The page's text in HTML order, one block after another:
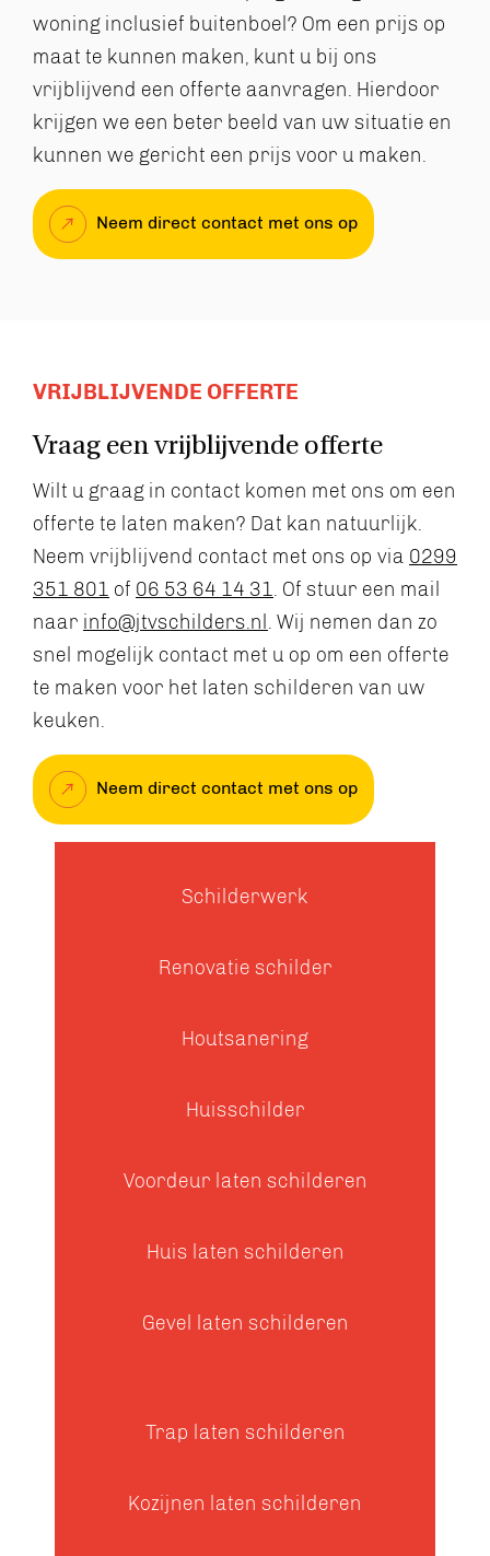
woning inclusief buitenboel? Om een prijs op
maat te kunnen maken, kunt u bij ons
vrijblijvend een offerte aanvragen. Hierdoor
krijgen we een beter beeld van uw situatie en
kunnen we gericht een prijs voor u maken.
Neem direct contact met ons op
VRIJBLIJVENDE OFFERTE
Vraag een vrijblijvende offerte
Wilt u graag in contact komen met ons om een
offerte te laten maken? Dat kan natuurlijk.
Neem vrijblijvend contact met ons op via 0299
351 801 of 06 53 64 14 31. Of stuur een mail
naar info@jtvschilders.nl . Wij nemen dan zo
snel mogelijk contact met u op om een offerte
te maken voor het laten schilderen van uw
keuken.
Neem direct contact met ons op
Schilderwerk
Renovatie schilder
Houtsanering
Huisschilder
Voordeur laten schilderen
Huis laten schilderen
Gevel laten schilderen
Trap laten schilderen
Kozijnen laten schilderen